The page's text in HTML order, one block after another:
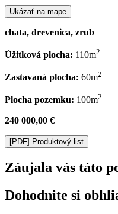
Ukázať na mape
chata, drevenica, zrub
Úžitková plocha: 110m2
Zastavaná plocha: 60m2
Plocha pozemku: 100m2
240 000,00 €
[PDF] Produktový list
Záujala vás táto
Dohodnite si